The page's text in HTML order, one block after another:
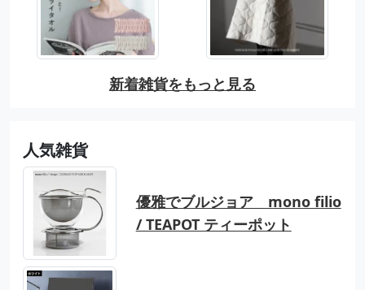
新着雑貨をもっと見る
人気雑貨
優雅でブルジョア mono filio
/ TEAPOT ティーポット